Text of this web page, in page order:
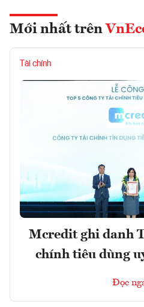
Mới nhất trên
Tài chính
Mcredit ghi danh
chính tiêu dùng
Đọc